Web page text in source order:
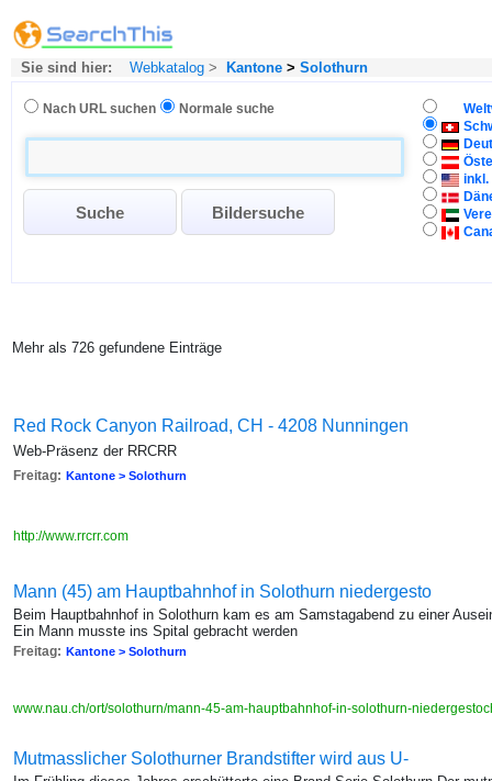
Sie sind hier: Webkatalog > Kantone > Solothurn
Nach URL suchen Normale suche
inkl.
Mehr als 726 gefundene Einträge
Red Rock Canyon Railroad, CH - 4208 Nunningen
Web-Präsenz der RRCRR
Freitag: Kantone > Solothurn
http://www.rrcrr.com
Mann (45) am Hauptbahnhof in Solothurn niedergesto
Beim Hauptbahnhof in Solothurn kam es am Samstagabend zu einer
Ein Mann musste ins Spital gebracht werden
Freitag: Kantone > Solothurn
www.nau.ch/ort/solothurn/mann-45-am-hauptbahnhof-in-solothurn-
Mutmasslicher Solothurner Brandstifter wird aus U-